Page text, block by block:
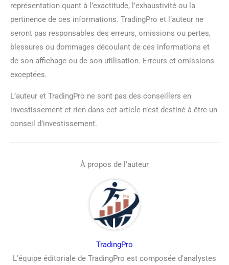
représentation quant à l’exactitude, l’exhaustivité ou la
pertinence de ces informations. TradingPro et l’auteur ne
seront pas responsables des erreurs, omissions ou pertes,
blessures ou dommages découlant de ces informations et
de son affichage ou de son utilisation. Erreurs et omissions
exceptées.
L’auteur et TradingPro ne sont pas des conseillers en
investissement et rien dans cet article n’est destiné à être un
conseil d’investissement.
À propos de l'auteur
TradingPro
L'équipe éditoriale de TradingPro est composée d'analystes